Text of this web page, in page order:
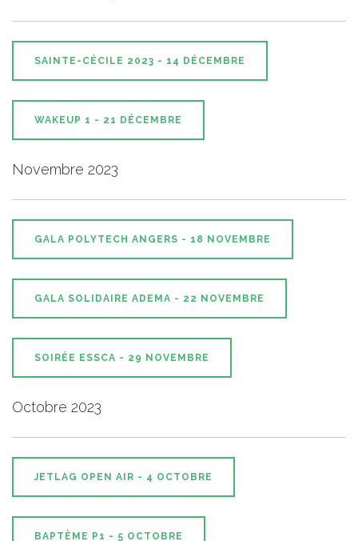
SAINTE-CÉCILE 2023 - 14 DÉCEMBRE
WAKEUP 1 - 21 DÉCEMBRE
Novembre 2023
GALA POLYTECH ANGERS - 18 NOVEMBRE
GALA SOLIDAIRE ADEMA - 22 NOVEMBRE
SOIRÉE ESSCA - 29 NOVEMBRE
Octobre 2023
JETLAG OPEN AIR - 4 OCTOBRE
BAPTÈME P1 - 5 OCTOBRE